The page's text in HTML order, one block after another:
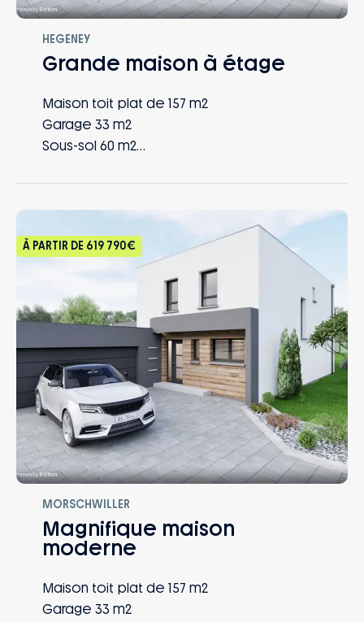
HEGENEY
Grande maison à étage
Maison toit plat de 157 m2
Garage 33 m2
Sous-sol 60 m2
1 bureau
1 SDB
À PARTIR DE 619 790€
MORSCHWILLER
Magnifique maison
moderne
Maison toit plat de 157 m2
Garage 33 m2